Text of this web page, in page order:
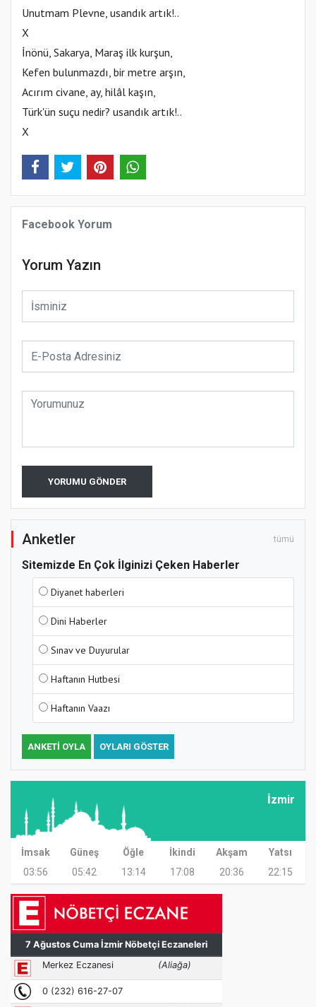
Unutmam Plevne, usandık artık!..
X
İnönü, Sakarya, Maraş ilk kurşun,
Kefen bulunmazdı, bir metre arşın,
Acırım civane, ay, hilâl kaşın,
Türk'ün suçu nedir? usandık artık!..
X
Facebook Yorum
Yorum Yazın
YORUMU GÖNDER
Anketler tümü
Sitemizde En Çok İlginizi Çeken Haberler
Diyanet haberleri
Dini Haberler
Sınav ve Duyurular
Haftanın Hutbesi
Haftanın Vaazı
ANKETI OYLA OYLARI GÖSTER
İzmir
İmsak Güneş Öğle İkindi Akşam
Yatsı
03:56
05:42 13:14 17:08 20:36 22:15